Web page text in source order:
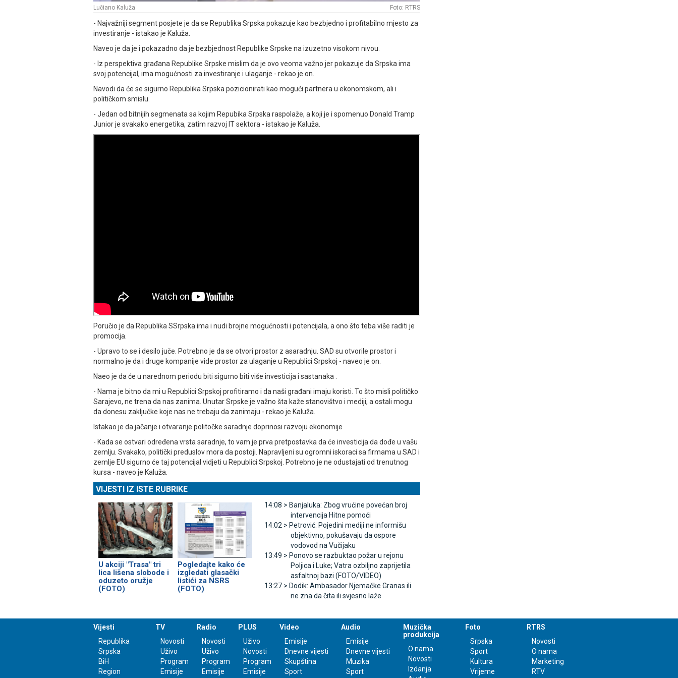
Lučiano Kaluža Foto: RTRS
- Najvažniji segment posjete je da se Republika Srpska pokazuje kao bezbjedno i profitabilno mjesto za
investiranje - istakao je Kaluža.
Naveo je da je i pokazadno da je bezbjednost Republike Srpske na izuzetno visokom nivou.
- Iz perspektiva građana Republike Srpske mislim da je ovo veoma važno jer pokazuje da Srpska ima
svoj potencijal, ima mogućnosti za investiranje i ulaganje - rekao je on.
Navodi da će se sigurno Republika Srpska pozicionirati kao mogući partnera u ekonomskom, ali i
političkom smislu.
- Јedan od bitnijih segmenata sa kojim Repubika Srpska raspolaže, a koji je i spomenuo Donald Tramp
Јunior je svakako energetika, zatim razvoj IT sektora - istakao je Kaluža.
Poručio je da Republika SЅrpska ima i nudi brojne mogućnosti i potencijala, a ono što teba više raditi je
promocija.
- Upravo to se i desilo juče. Potrebno je da se otvori prostor z asaradnju. SAD su otvorile prostor i
normalno je da i druge kompanije vide prostor za ulaganje u Republici Srpskoj - naveo je on.
Naeo je da će u narednom periodu biti sigurno biti više investicija i sastanaka .
- Nama je bitno da mi u Republici Srpskoj profitiramo i da naši građani imaju koristi. To što misli političko
Sarajevo, ne trena da nas zanima. Unutar Srpske je važno šta kaže stanovištvo i mediji, a ostali mogu
da donesu zaključke koje nas ne trebaju da zanimaju - rekao je Kaluža.
Istakao je da jačanje i otvaranje politočke saradnje doprinosi razvoju ekonomije
- Kada se ostvari određena vrsta saradnje, to vam je prva pretpostavka da će investicija da dođe u vašu
zemlju. Svakako, politički preduslov mora da postoji. Napravljeni su ogromni iskoraci sa firmama u SAD i
zemlje EU sigurno će taj potencijal vidjeti u Republici Srpskoj. Potrebno je ne odustajati od trenutnog
kursa - naveo je Kaluža.
VIJESTI IZ ISTE RUBRIKE
U akciji "Trasa" tri
lica lišena slobode i
oduzeto oružje
(FOTO)
Pogledajte kako će
izgledati glasački
listići za NSRS
(FOTO)
14:08 > Banjaluka: Zbog vrućine povećan broj
intervencija Hitne pomoći
14:02 > Petrović: Pojedini mediji ne informišu
objektivno, pokušavaju da ospore
vodovod na Vučijaku
13:49 > Ponovo se razbuktao požar u rejonu
Poljica i Luke; Vatra ozbiljno zaprijetila
asfaltnoj bazi (FOTO/VIDEO)
13:27 > Dodik: Ambasador Njemačke Granas ili
ne zna da čita ili svjesno laže
Vijesti
Republika
Srpska
BiH
Region
TV
Novosti
Uživo
Program
Emisije
Radio
Novosti
Uživo
Program
Emisije
PLUS
Uživo
Novosti
Program
Emisije
Video
Emisije
Dnevne vijesti
Skupština
Sport
Audio
Emisije
Dnevne vijesti
Muzika
Sport
Muzička
produkcija
O nama
Novosti
Izdanja
Foto
Srpska
Sport
Kultura
Vrijeme
RTRS
Novosti
O nama
Marketing
RTV